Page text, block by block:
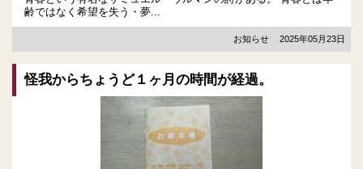
齢ではなく希望を失う・夢...
お知らせ 2025年05月23日
怪我からちょうど１ヶ月の時間が経過。